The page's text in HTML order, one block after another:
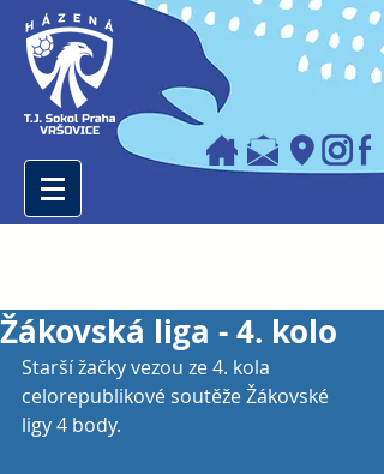
Žákovská liga - 4. kolo
Starší žačky vezou ze 4. kola
celorepublikové soutěže Žákovské
ligy 4 body.